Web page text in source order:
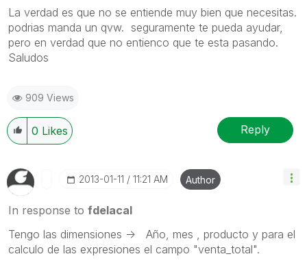
La verdad es que no se entiende muy bien que necesitas.
podrias manda un qvw. seguramente te pueda ayudar,
pero en verdad que no entienco que te esta pasando.
Saludos
909 Views
0 Likes Reply
‎2013-01-11 11:21 AM Author
In response to fdelacal
Tengo las dimensiones -> Año, mes , producto y para el
calculo de las expresiones el campo "venta_total".